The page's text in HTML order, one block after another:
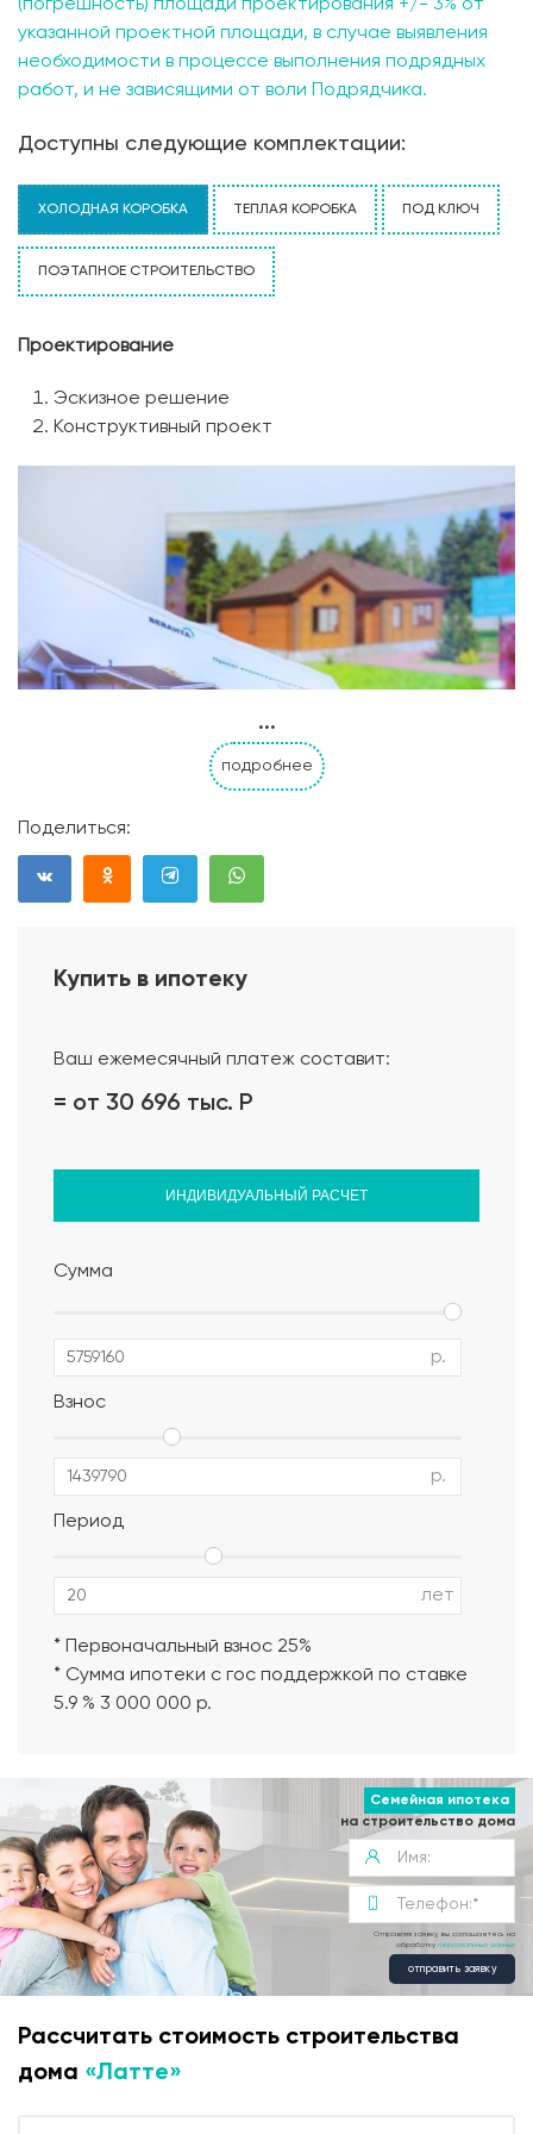
(погрешность) площади проектирования +/- 3% от
указанной проектной площади, в случае выявления
необходимости в процессе выполнения подрядных
работ, и не зависящими от воли Подрядчика.
Доступны следующие комплектации:
ХОЛОДНАЯ КОРОБКА ТЕПЛАЯ КОРОБКА ПОД КЛЮЧ
ПОЭТАПНОЕ СТРОИТЕЛЬСТВО
Проектирование
Эскизное решение
Конструктивный проект
Проект дома
Альбом АР, КР, ИР
...
подробнее
Поделиться:
Купить в ипотеку
Ваш ежемесячный платеж составит:
= от 30 696 тыс. Р
ИНДИВИДУАЛЬНЫЙ РАСЧЕТ
Сумма
р.
Взнос
р.
Период
лет
* Первоначальный взнос 25%
* Сумма ипотеки с гос поддержкой по ставке
5.9 % 3 000 000 р.
Семейная ипотека
на строительство дома
Отправляя заявку, вы соглашаетесь на
обработку персональных данных
отправить заявку
Рассчитать стоимость строительства
дома «Латте»